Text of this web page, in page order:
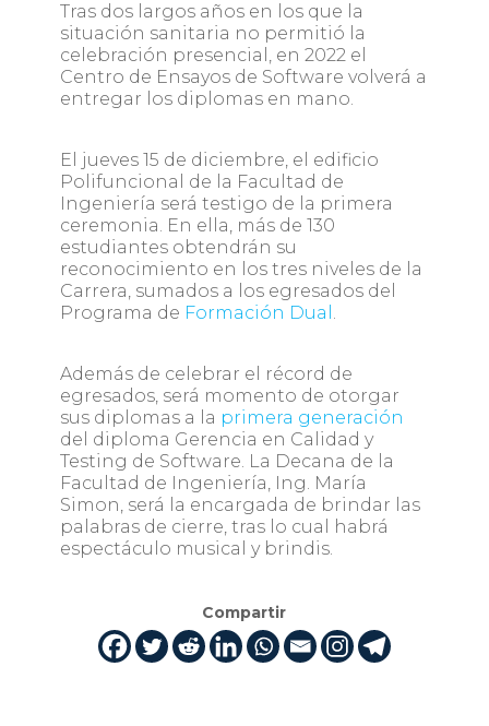
Tras dos largos años en los que la
situación sanitaria no permitió la
celebración presencial, en 2022 el
Centro de Ensayos de Software volverá a
entregar los diplomas en mano.
El jueves 15 de diciembre, el edificio
Polifuncional de la Facultad de
Ingeniería será testigo de la primera
ceremonia. En ella, más de 130
estudiantes obtendrán su
reconocimiento en los tres niveles de la
Carrera, sumados a los egresados del
Programa de Formación Dual .
Además de celebrar el récord de
egresados, será momento de otorgar
sus diplomas a la primera generación
del diploma Gerencia en Calidad y
Testing de Software. La Decana de la
Facultad de Ingeniería, Ing. María
Simon, será la encargada de brindar las
palabras de cierre, tras lo cual habrá
espectáculo musical y brindis.
Compartir